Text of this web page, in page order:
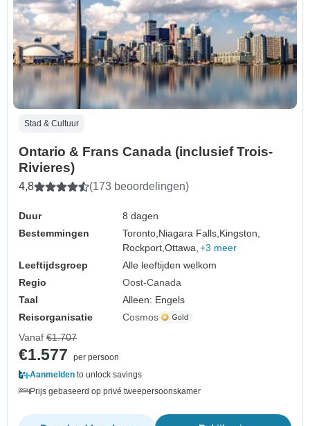
Stad & Cultuur
Ontario & Frans Canada (inclusief Trois-
Rivieres)
4,8 (173 beoordelingen)
Duur
8 dagen
Bestemmingen
Toronto, Niagara Falls, Kingston,
Rockport,Ottawa, +3 meer
Leeftijdsgroep
Alle leeftijden welkom
Regio
Oost-Canada
Taal
Alleen: Engels
Reisorganisatie
Cosmos
Vanaf €1.707
€1.577
per persoon
Aanmelden to unlock savings
Prijs gebaseerd op privé tweepersoonskamer